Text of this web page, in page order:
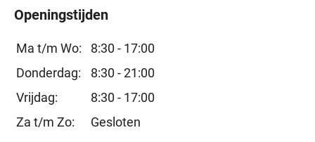
Openingstijden
Ma t/m Wo:
8:30 - 17:00
Donderdag:
8:30 - 21:00
Vrijdag:
8:30 - 17:00
Za t/m Zo:
Gesloten